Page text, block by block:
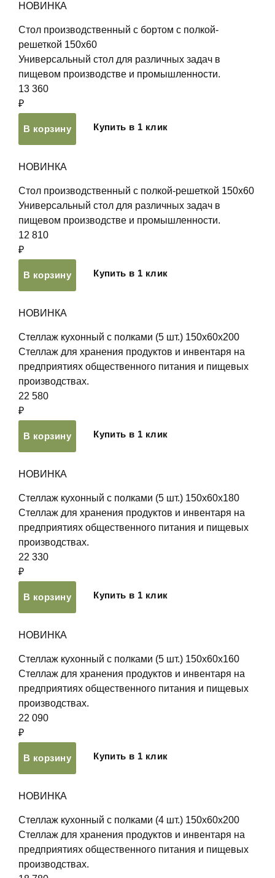
НОВИНКА
Стол производственный с бортом с полкой-
решеткой 150х60
Универсальный стол для различных задач в
пищевом производстве и промышленности.
13 360
₽
В корзину Купить в 1 клик
НОВИНКА
Стол производственный с полкой-решеткой 150х60
Универсальный стол для различных задач в
пищевом производстве и промышленности.
12 810
₽
В корзину Купить в 1 клик
НОВИНКА
Стеллаж кухонный с полками (5 шт.) 150х60х200
Стеллаж для хранения продуктов и инвентаря на
предприятиях общественного питания и пищевых
производствах.
22 580
₽
В корзину Купить в 1 клик
НОВИНКА
Стеллаж кухонный с полками (5 шт.) 150х60х180
Стеллаж для хранения продуктов и инвентаря на
предприятиях общественного питания и пищевых
производствах.
22 330
₽
В корзину Купить в 1 клик
НОВИНКА
Стеллаж кухонный с полками (5 шт.) 150х60х160
Стеллаж для хранения продуктов и инвентаря на
предприятиях общественного питания и пищевых
производствах.
22 090
₽
В корзину Купить в 1 клик
НОВИНКА
Стеллаж кухонный с полками (4 шт.) 150х60х200
Стеллаж для хранения продуктов и инвентаря на
предприятиях общественного питания и пищевых
производствах.